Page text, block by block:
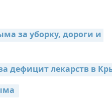
за уборку, дороги и